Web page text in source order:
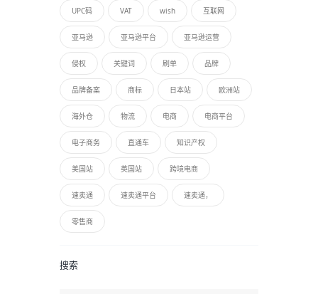
UPC码 VAT wish 互联网
亚马逊 亚马逊平台 亚马逊运营
侵权 关键词 刷单 品牌
品牌备案 商标 日本站 欧洲站
海外仓 物流 电商 电商平台
电子商务 直通车 知识产权
美国站 英国站 跨境电商
速卖通 速卖通平台 速卖通，
零售商
搜索